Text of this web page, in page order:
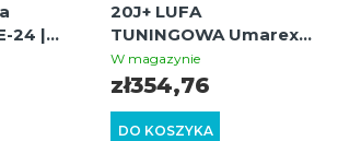
24 |
i
20J+ LUFA
TUNINGOWA Umarex
T4E HDR / TR 50 GEN1
GEN2 | Zestaw z
osłoną
W magazynie
DO KOSZYKA
zł354,76